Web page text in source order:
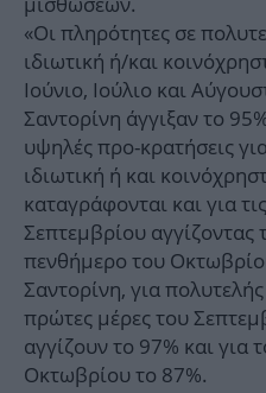
«Οι πληρότητες σε
ιδιωτική ή/και
Ιούνιο, Ιούλιο και
Σαντορίνη άγγιξαν το
υψηλές προ-κρατήσεις
ιδιωτική ή και
καταγράφονται και για
Σεπτεμβρίου αγγίζοντας
πενθήμερο του
Σαντορίνη, για πολυτελής
πρώτες μέρες του
αγγίζουν το 97% και
Οκτωβρίου το 87%.